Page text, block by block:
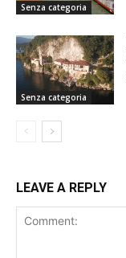
Senza categoria
Senza categoria
LEAVE A REPLY